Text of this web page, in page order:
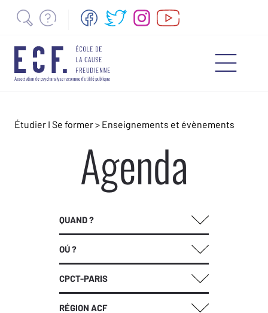
Étudier I Se former> Enseignements et évènements
Agenda
QUAND ?
OÚ ?
CPCT-PARIS
RÉGION ACF